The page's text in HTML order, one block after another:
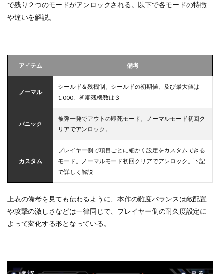
で残り２つのモードがアンロックされる。以下で各モードの特徴
や違いを解説。
アイテム 備考
ノーマル
シールド＆残機制。シールドの初期値、及び最大値は
1,000。初期残機数は３
パニック
被弾一発でアウトの即死モード。ノーマルモード初回ク
リアでアンロック。
カスタム
プレイヤー側で項目ごとに細かく設定をカスタムできる
モード。ノーマルモード初回クリアでアンロック。下記
で詳しく解説
上表の備考を見ても伝わるように、本作の難度バランスは敵配置
や攻撃の激しさなどは一律同じで、プレイヤー側の耐久度設定に
よって変化する形となっている。